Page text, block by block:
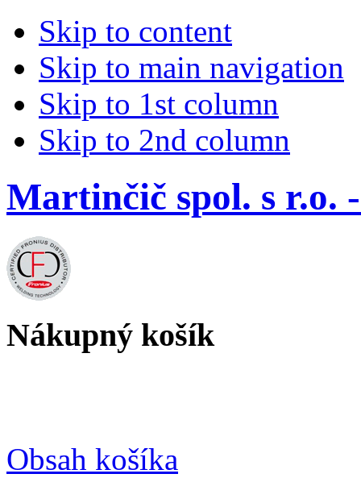
Skip to content
Skip to main navigation
Skip to 1st column
Skip to 2nd column
Martinčič spol. s r.o.
Nákupný košík
Obsah košíka